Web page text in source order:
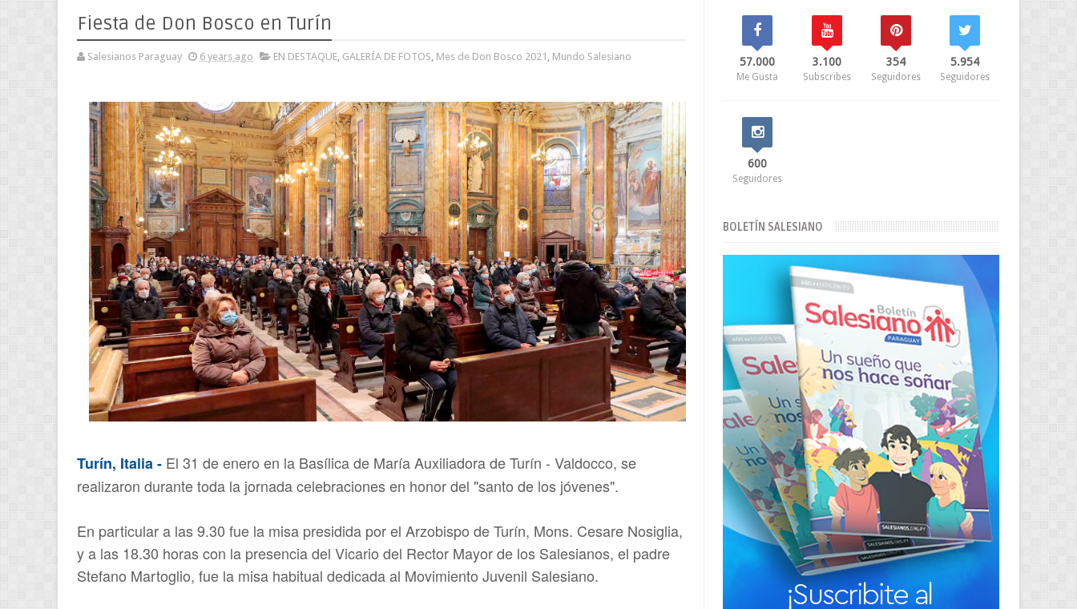
Fiesta de Don Bosco en Turín
Salesianos Paraguay 6 years ago EN DESTAQUE, GALERÍA DE FOTOS, Mes de Don Bosco 2021 , Mundo Salesiano
Turín, Italia - El 31 de enero en la Basílica de María Auxiliadora de Turín - Valdocco, se
realizaron durante toda la jornada celebraciones en honor del "santo de los jóvenes".
En particular a las 9.30 fue la misa presidida por el Arzobispo de Turín, Mons. Cesare Nosiglia,
y a las 18.30 horas con la presencia del Vicario del Rector Mayor de los Salesianos, el padre
Stefano Martoglio, fue la misa habitual dedicada al Movimiento Juvenil Salesiano.
57.000
Me Gusta
3.100
Subscribes
354
Seguidores
5.954
Seguidores
600
Seguidores
BOLETÍN SALESIANO